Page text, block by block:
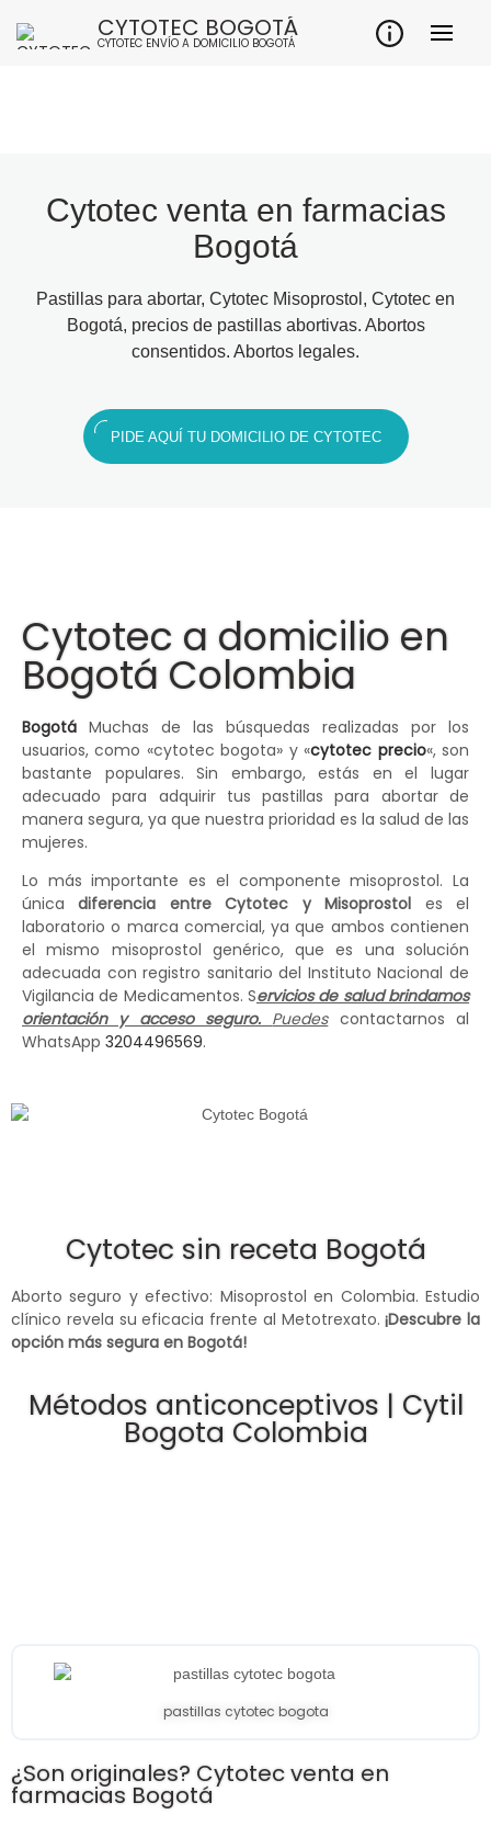
CYTOTEC BOGOTÁ
CYTOTEC ENVÍO A DOMICILIO BOGOTÁ
Cytotec venta en farmacias
Bogotá
Pastillas para abortar, Cytotec Misoprostol, Cytotec en
Bogotá, precios de pastillas abortivas. Abortos
consentidos. Abortos legales.
PIDE AQUÍ TU DOMICILIO DE CYTOTEC
Cytotec a domicilio en
Bogotá Colombia
Bogotá Muchas de las búsquedas realizadas por los
usuarios, como «cytotec bogota» y «cytotec precio«, son
bastante populares. Sin embargo, estás en el lugar
adecuado para adquirir tus pastillas para abortar de
manera segura, ya que nuestra prioridad es la salud de las
mujeres.
Lo más importante es el componente misoprostol. La
únicadiferencia entre Cytotec y Misoprostol es el
laboratorio o marca comercial, ya que ambos contienen
el mismo misoprostol genérico, que es una solución
adecuada con registro sanitario del Instituto Nacional de
Vigilancia de Medicamentos. Servicios de salud brindamos
orientación y acceso seguro. Puedescontactarnos al
WhatsApp 3204496569.
Cytotec sin receta Bogotá
Aborto seguro y efectivo: Misoprostol en Colombia. Estudio
clínico revela su eficacia frente al Metotrexato.¡Descubre la
opción más segura en Bogotá!
Métodos anticonceptivos | Cytil
Bogota Colombia
pastillas cytotec bogota
¿Son originales? Cytotec venta en
farmacias Bogotá